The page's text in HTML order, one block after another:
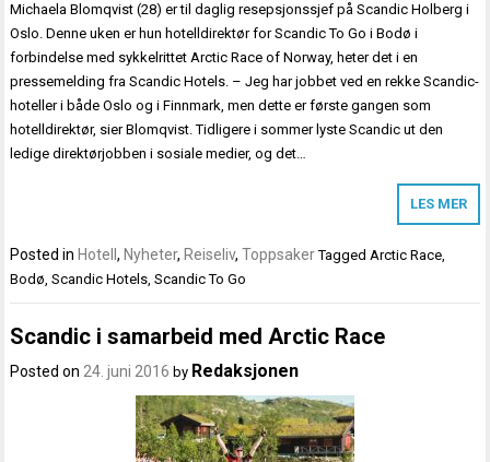
Michaela Blomqvist (28) er til daglig resepsjonssjef på Scandic Holberg i
Oslo. Denne uken er hun hotelldirektør for Scandic To Go i Bodø i
forbindelse med sykkelrittet Arctic Race of Norway, heter det i en
pressemelding fra Scandic Hotels. – Jeg har jobbet ved en rekke Scandic-
hoteller i både Oslo og i Finnmark, men dette er første gangen som
hotelldirektør, sier Blomqvist. Tidligere i sommer lyste Scandic ut den
ledige direktørjobben i sosiale medier, og det…
LES MER
Posted in Hotell, Nyheter, Reiseliv,Toppsaker Tagged Arctic Race
Bodø ,Scandic Hotels ,Scandic To Go
Scandic i samarbeid med Arctic Race
Posted on24. juni 2016 by Redaksjonen